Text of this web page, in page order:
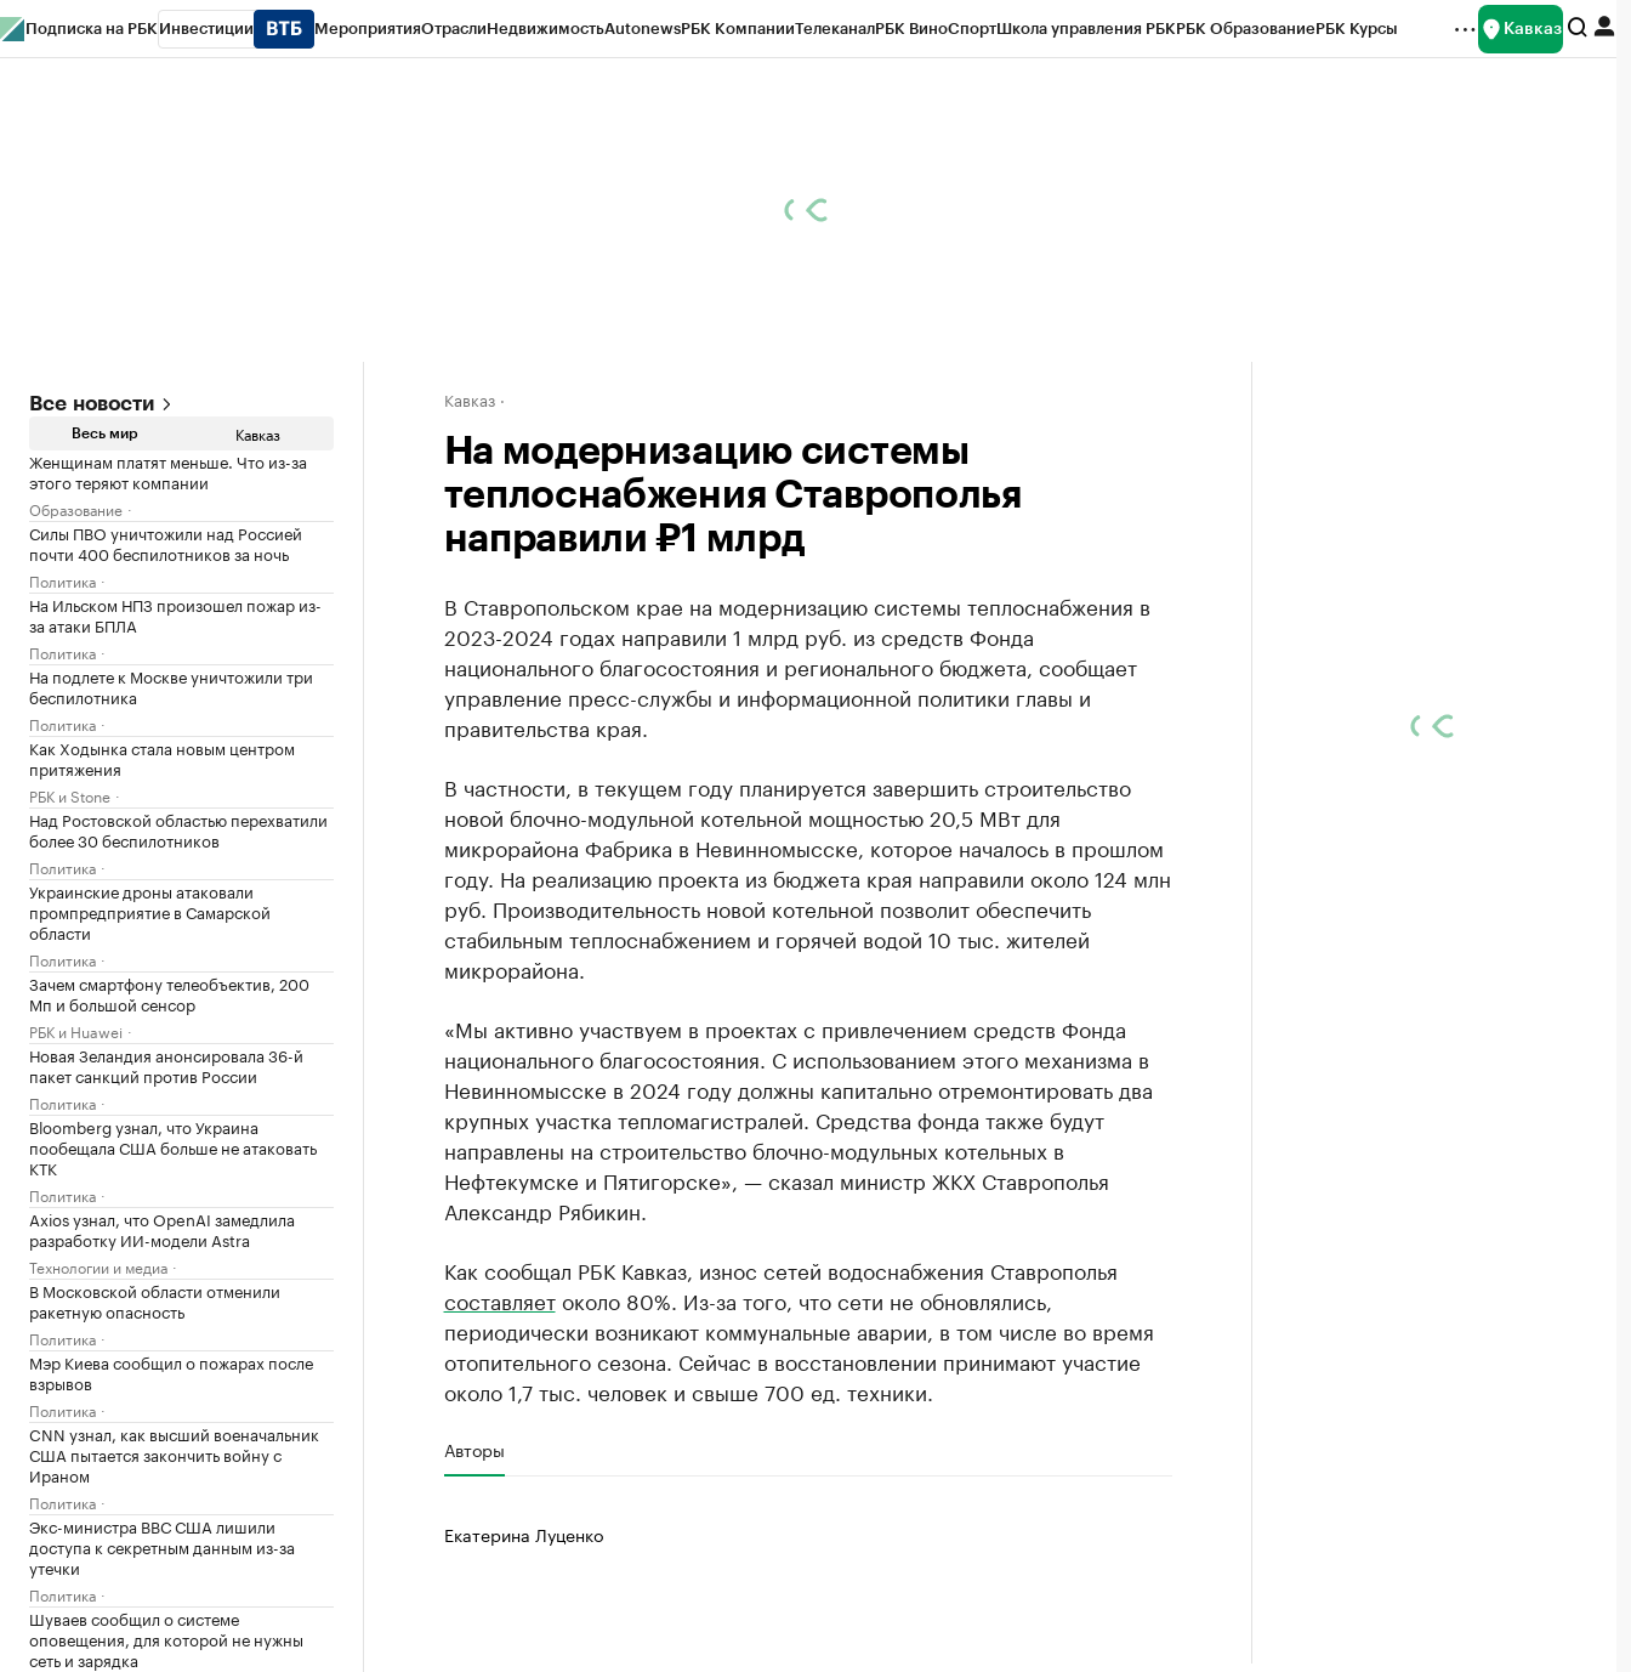
Подписка на РБК Инвестиции МероприятияОтраслиНедвижимостьAutonewsРБК КомпанииТелеканалРБК ВиноСпортШкола управления РБКРБК ОбразованиеРБК Курсы Кавказ
Все новости
Весь мир Кавказ
Женщинам платят меньше. Что из-за
этого теряют компании
Образование
Силы ПВО уничтожили над Россией
почти 400 беспилотников за ночь
Политика
На Ильском НПЗ произошел пожар из-
за атаки БПЛА
Политика
На подлете к Москве уничтожили три
беспилотника
Политика
Как Ходынка стала новым центром
притяжения
РБК и Stone
Над Ростовской областью перехватили
более 30 беспилотников
Политика
Украинские дроны атаковали
промпредприятие в Самарской
области
Политика
Зачем смартфону телеобъектив, 200
Мп и большой сенсор
РБК и Huawei
Новая Зеландия анонсировала 36-й
пакет санкций против России
Политика
Bloomberg узнал, что Украина
пообещала США больше не атаковать
КТК
Политика
Axios узнал, что OpenAI замедлила
разработку ИИ-модели Astra
Технологии и медиа
В Московской области отменили
ракетную опасность
Политика
Мэр Киева сообщил о пожарах после
взрывов
Политика
CNN узнал, как высший военачальник
США пытается закончить войну с
Ираном
Политика
Экс-министра ВВС США лишили
доступа к секретным данным из-за
утечки
Политика
Шуваев сообщил о системе
оповещения, для которой не нужны
сеть и зарядка
Кавказ
На модернизацию системы
теплоснабжения Ставрополья
направили ₽1 млрд
В Ставропольском крае на модернизацию системы теплоснабжения в
2023-2024 годах направили 1 млрд руб. из средств Фонда
национального благосостояния и регионального бюджета, сообщает
управление пресс-службы и информационной политики главы и
правительства края.
В частности, в текущем году планируется завершить строительство
новой блочно-модульной котельной мощностью 20,5 МВт для
микрорайона Фабрика в Невинномысске, которое началось в прошлом
году. На реализацию проекта из бюджета края направили около 124 млн
руб. Производительность новой котельной позволит обеспечить
стабильным теплоснабжением и горячей водой 10 тыс. жителей
микрорайона.
«Мы активно участвуем в проектах с привлечением средств Фонда
национального благосостояния. С использованием этого механизма в
Невинномысске в 2024 году должны капитально отремонтировать два
крупных участка тепломагистралей. Средства фонда также будут
направлены на строительство блочно-модульных котельных в
Нефтекумске и Пятигорске», — сказал министр ЖКХ Ставрополья
Александр Рябикин.
Как сообщал РБК Кавказ, износ сетей водоснабжения Ставрополья
составляетоколо 80%. Из-за того, что сети не обновлялись,
периодически возникают коммунальные аварии, в том числе во время
отопительного сезона. Сейчас в восстановлении принимают участие
около 1,7 тыс. человек и свыше 700 ед. техники.
Авторы
Екатерина Луценко